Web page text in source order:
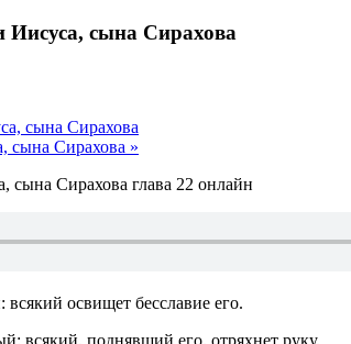
Иисуса, сына Сирахова
сына Сирахова
сына Сирахова »
Сирахова глава 22 онлайн
освищет бесславие его.